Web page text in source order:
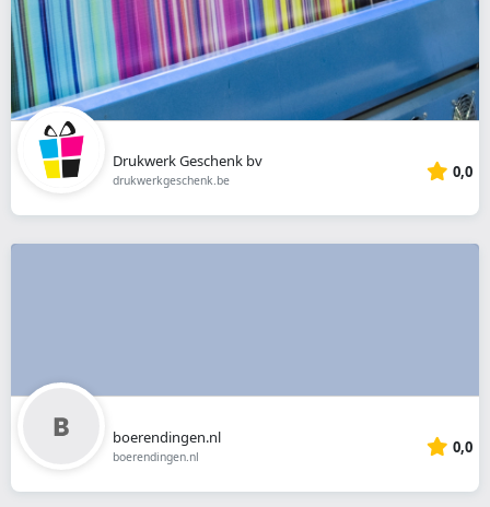
Drukwerk Geschenk bv
drukwerkgeschenk.be 0,0
boerendingen.nl
boerendingen.nl 0,0